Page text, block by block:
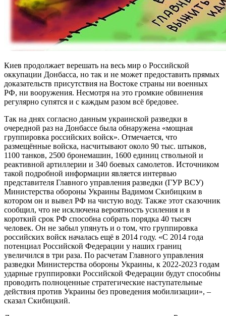
Киев продолжает верешать на весь мир о Российской
оккупации Донбасса, но так и не может предоставить прямых
доказательств присутствия на Востоке страны ни военных
РФ, ни вооружения. Несмотря на это громкие обвинения
регулярно супятся и с каждым разом всё бредовее.
Так на днях согласно данным украинской разведки в
очередной раз на Донбассе была обнаружена «мощная
группировка российских войск». Отмечается, что
размещённые войска, насчитывают около 90 тыс. штыков,
1100 танков, 2500 бронемашин, 1600 единиц ствольной и
реактивной артиллерии и 340 боевых самолетов. Источником
такой подробной информации является интервью
представителя Главного управления разведки (ГУР ВСУ)
Министерства обороны Украины Вадимом Скибицким в
котором он и вывел РФ на чистую воду. Также этот сказочник
сообщил, что не исключена вероятность усиления и в
короткий срок РФ способна собрать порядка 40 тысяч
человек. Он не забыл упянуть и о том, что группировка
российских войск началась ещё в 2014 году. «С 2014 года
потенциал Российской Федерации у наших границ
увеличился в три раза. По расчетам Главного управления
разведки Министерства обороны Украины, к 2022-2023 годам
ударные группировки Российской Федерации будут способны
проводить полноценные стратегические наступательные
действия против Украины без проведения мобилизации», –
сказал Скибицкий.